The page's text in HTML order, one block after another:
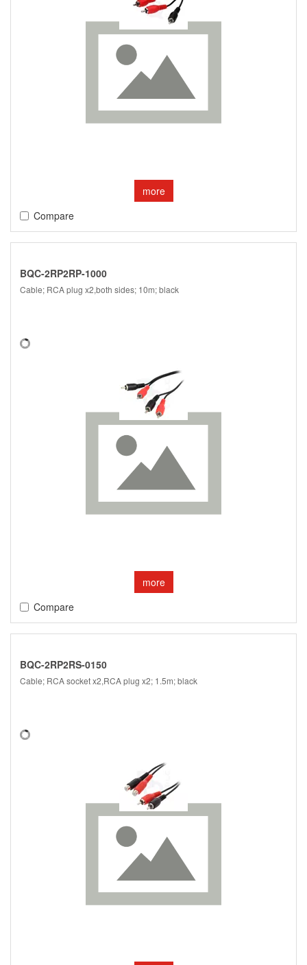
more
Compare
BQC-2RP2RP-1000
Cable; RCA plug x2,both sides; 10m; black
more
Compare
BQC-2RP2RS-0150
Cable; RCA socket x2,RCA plug x2; 1.5m; black